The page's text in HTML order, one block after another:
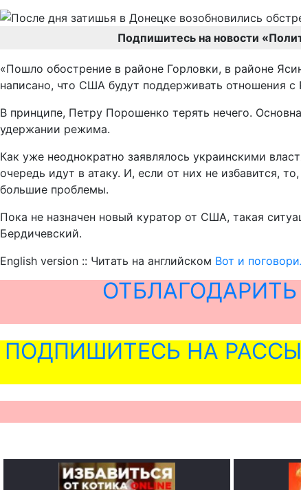
Подпишитесь на новости
«Пошло обострение в районе Горловки, в районе
написано, что США будут поддерживать отношения
В принципе, Петру Порошенко терять нечего.
удержании режима.
Как уже неоднократно заявлялось украинскими
очередь идут в атаку. И, если от них не избавится,
большие проблемы.
Пока не назначен новый куратор от США, такая
Бердичевский.
English version :: Читать на английском Вот и
ПОДПИШИТЕСЬ НА